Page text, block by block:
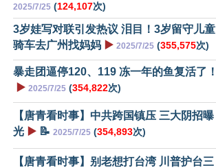
2025/7/25 (124,107次)
3岁娃写对联引发热议 泪目！3岁留守儿童
骑车去广州找妈妈 ▶️ 2025/7/25 (355,575次)
暴走团逼停120、119 冻一年的鱼复活了！
▶️ 2025/7/25 (354,822次)
【唐青看时事】中共跨国镇压 三大阴招曝
光 ▶️ 📝 2025/7/25 (354,893次)
【唐青看时事】别老想打台湾 川普护台三